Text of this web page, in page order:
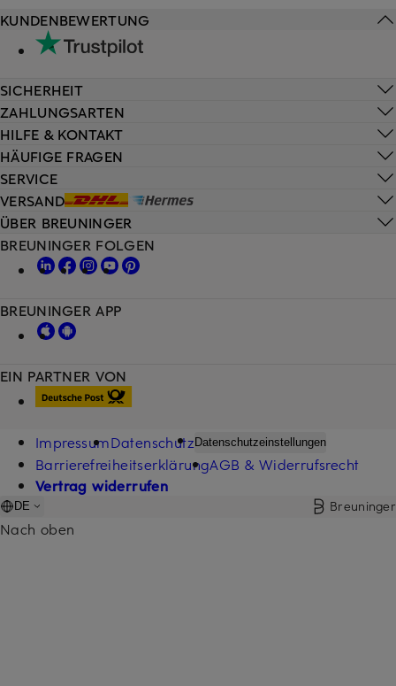
HILFE & KONTAKT
HÄUFIGE FRAGEN
SERVICE
VERSAND
KUNDENBEWERTUNG
SICHERHEIT
ZAHLUNGSARTEN
ÜBER BREUNINGER
EIN PARTNER VON
BREUNINGER FOLGEN
BREUNINGER APP
ImpressumDatenschutz Datenschutzeinstellungen
BarrierefreiheitserklärungAGB & Widerrufsrecht
Vertrag widerrufen
DE Breuninger
Nach oben